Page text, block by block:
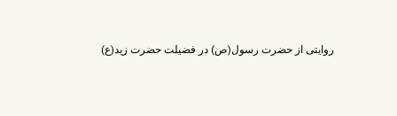
روایتی از حضرت رسول(ص) در فضیلت حضرت زید(ع)